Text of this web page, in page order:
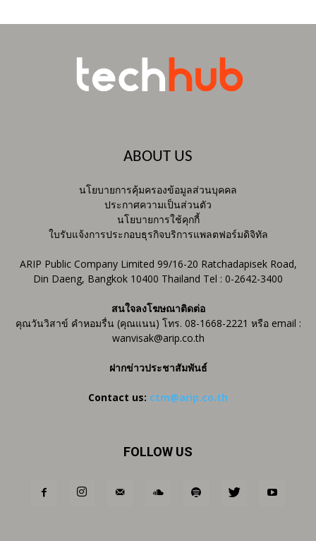
ABOUT US
นโยบายการคุ้มครองข้อมูลส่วนบุคคล
ประกาศความเป็นส่วนตัว
นโยบายการใช้คุกกี้
ใบรับแจ้งการประกอบธุรกิจบริการแพลตฟอร์มดิจิทัล
ARIP Public Company Limited 99/16-20 Ratchadapisek Road,
Din Daeng, Bangkok 10400 Thailand Tel : 0-2642-3400
สนใจลงโฆษณาติดต่อ
คุณวันวิสาข์ คำหอมรื่น (คุณแนน) โทร. 08-1668-2221 หรือ email :
wanvisak@arip.co.th
ฝากข่าวประชาสัมพันธ์
Contact us: ctm@arip.co.th
FOLLOW US